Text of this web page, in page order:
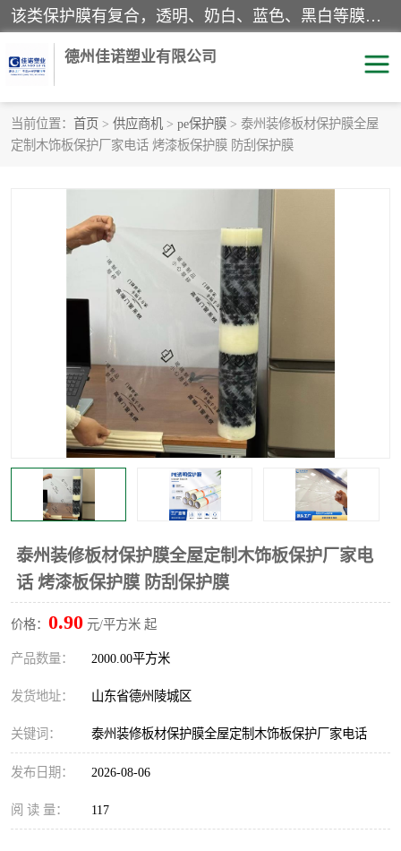
该类保护膜有复合，透明、奶白、蓝色、黑白等膜型。特高粘，高粘，中高粘，中粘，中低粘，低粘等。对于不同的粘力要求有相应的产品相适配。无胶渍残留污染。在较宽的收卷幅度下平整无皱纹，收卷长度大，利于机械化及自动化施工粘贴。为您的产品提供的表面保护解决方案。 产品广泛适用于：铝材、不锈钢、金属、塑料、电子、家电、家具、玻璃、化工材料、装饰材料等。
德州佳诺塑业有限公司
当前位置： 首页 > 供应商机 > pe保护膜 > 泰州装修板材保护膜全屋
定制木饰板保护厂家电话 烤漆板保护膜 防刮保护膜
泰州装修板材保护膜全屋定制木饰板保护厂家电
话 烤漆板保护膜 防刮保护膜
价格： 0.90 元/平方米 起
产品数量： 2000.00平方米
发货地址： 山东省德州陵城区
关键词： 泰州装修板材保护膜全屋定制木饰板保护厂家电话
发布日期： 2026-08-06
阅 读 量： 117
pe保护膜 包装膜
拉伸缠绕膜 透明保护膜
乳白保护膜
明蓝保护膜 纯黑保护膜
印字保护膜 彩钢板保护膜
不绣钢板保护膜 两边上胶保护膜
窗缝阻风胶带 铝板保护膜
不锈钢板保护膜 一次性隔离膜